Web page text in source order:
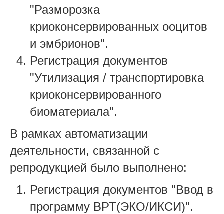
"Разморозка
криоконсервированных ооцитов
и эмбрионов".
Регистрация документов
"Утилизация / транспортировка
криоконсервированного
биоматериала".
В рамках автоматизации
деятельности, связанной с
репродукцией было выполнено:
Регистрация документов "Ввод в
программу ВРТ(ЭКО/ИКСИ)".